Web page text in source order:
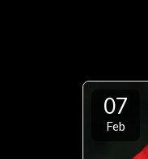
07
Feb